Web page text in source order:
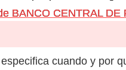
BANCO CENTRAL DE
cuando y por